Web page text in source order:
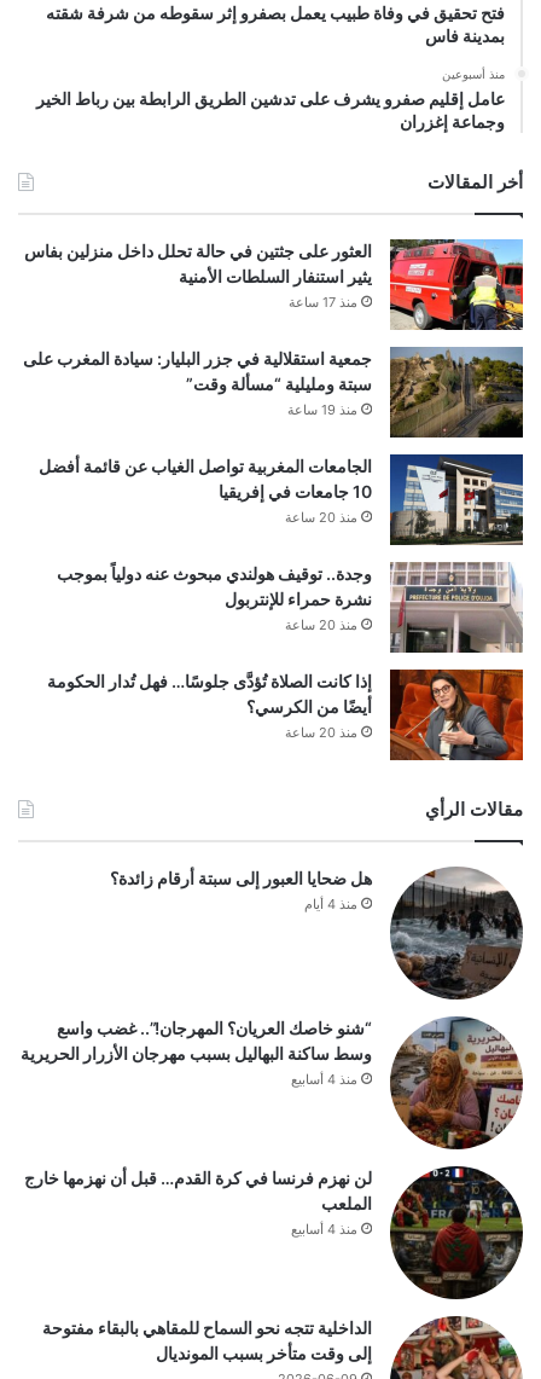
فتح تحقيق في وفاة طبيب يعمل بصفرو إثر سقوطه من شرفة شقته
بمدينة فاس
منذ أسبوعين
عامل إقليم صفرو يشرف على تدشين الطريق الرابطة بين رباط الخير
وجماعة إغزران
أخر المقالات
العثور على جثتين في حالة تحلل داخل منزلين بفاس
يثير استنفار السلطات الأمنية
منذ 17 ساعة
جمعية استقلالية في جزر البليار: سيادة المغرب على
سبتة ومليلية “مسألة وقت”
منذ 19 ساعة
الجامعات المغربية تواصل الغياب عن قائمة أفضل
10 جامعات في إفريقيا
منذ 20 ساعة
وجدة.. توقيف هولندي مبحوث عنه دولياً بموجب
نشرة حمراء للإنتربول
منذ 20 ساعة
إذا كانت الصلاة تُؤدَّى جلوسًا… فهل تُدار الحكومة
أيضًا من الكرسي؟
منذ 20 ساعة
مقالات الرأي
هل ضحايا العبور إلى سبتة أرقام زائدة؟
منذ 4 أيام
“شنو خاصك العريان؟ المهرجان!”.. غضب واسع
وسط ساكنة البهاليل بسبب مهرجان الأزرار الحريرية
منذ 4 أسابيع
لن نهزم فرنسا في كرة القدم… قبل أن نهزمها خارج
الملعب
منذ 4 أسابيع
الداخلية تتجه نحو السماح للمقاهي بالبقاء مفتوحة
إلى وقت متأخر بسبب المونديال